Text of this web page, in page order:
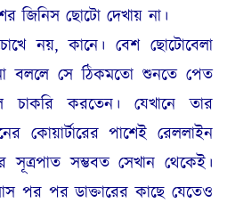
ছোটো দেখায় না।
নয়, কানে। বেশ ছোটোবেলা
বললে সে ঠিকমতো শুনতে পেত
চাকরি করতেন। যেখানে তার
কোয়ার্টারের পাশেই রেললাইন
সূত্রপাত সম্ভবত সেখান থেকেই।
পর পর ডাক্তারের কাছে যেতেও